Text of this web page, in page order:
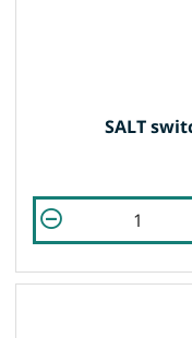
SALT